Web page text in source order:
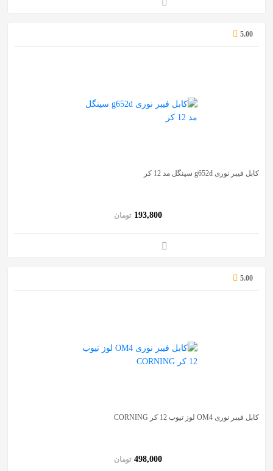
5.00
کابل فیبر نوری g652d سینگل مد 12 کر
تومان 193,800
5.00
کابل فیبر نوری OM4 لوز تیوب 12 کر CORNING
تومان 498,000